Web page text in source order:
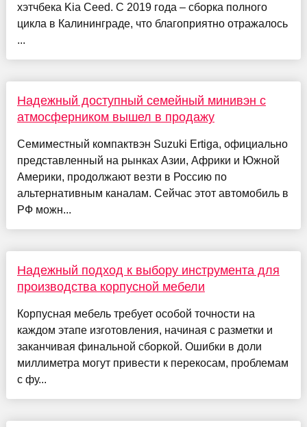
хэтчбека Kia Ceed. С 2019 года – сборка полного
цикла в Калининграде, что благоприятно отражалось
...
Надежный доступный семейный минивэн с
атмосферником вышел в продажу
Семиместный компактвэн Suzuki Ertiga, официально
представленный на рынках Азии, Африки и Южной
Америки, продолжают везти в Россию по
альтернативным каналам. Сейчас этот автомобиль в
РФ можн...
Надежный подход к выбору инструмента для
производства корпусной мебели
Корпусная мебель требует особой точности на
каждом этапе изготовления, начиная с разметки и
заканчивая финальной сборкой. Ошибки в доли
миллиметра могут привести к перекосам, проблемам
с фу...